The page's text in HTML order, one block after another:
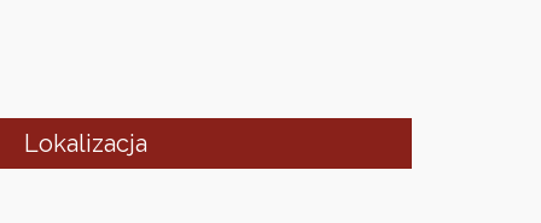
Lokalizacja